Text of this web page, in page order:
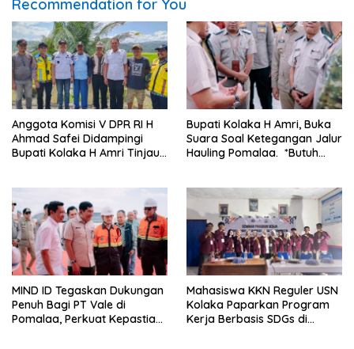
Recommendation for You
Anggota Komisi V DPR RI H
Ahmad Safei Didampingi
Bupati Kolaka H Amri Tinjau
Kelurahan 19 November
Wundulako
Bupati Kolaka H Amri, Buka
Suara Soal Ketegangan Jalur
Hauling Pomalaa. *Butuh
Premanisme Industrial
MIND ID Tegaskan Dukungan
Penuh Bagi PT Vale di
Pomalaa, Perkuat Kepastian
Mahasiswa KKN Reguler USN
Kolaka Paparkan Program
Kerja Berbasis SDGs di